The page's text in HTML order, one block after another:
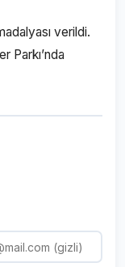
verildi.
Parkı’nda